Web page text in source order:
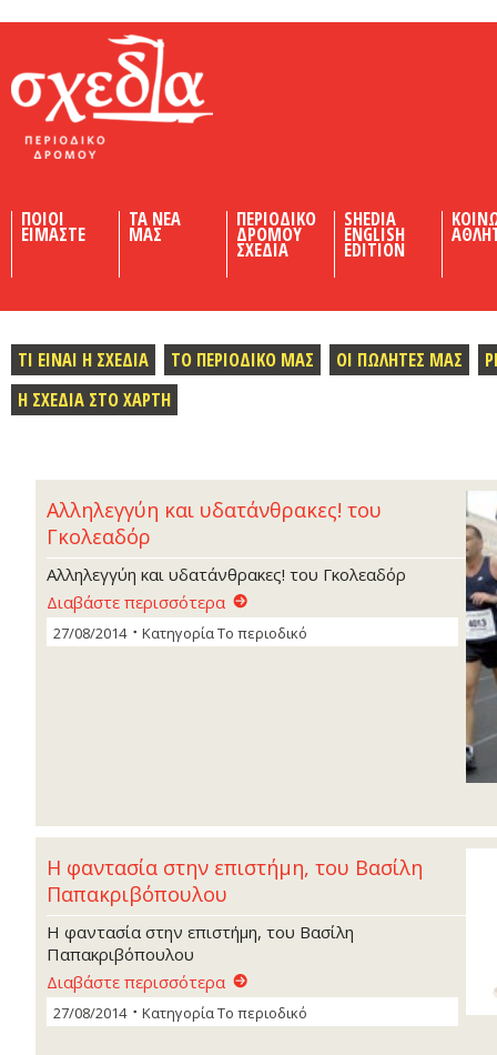
ΠΟΙΟΙ
ΕΙΜΑΣΤΕ
ΤΑ ΝΕΑ
ΜΑΣ
ΠΕΡΙΟΔΙΚΟ
ΔΡΟΜΟΥ
ΣΧΕΔΙΑ
SHEDIA
ENGLISH
EDITION
ΤΙ ΕΙΝΑΙ Η ΣΧΕΔΙΑ ΤΟ ΠΕΡΙΟΔΙΚΟ ΜΑΣ ΟΙ ΠΩΛΗΤΕΣ ΜΑΣ
Η ΣΧΕΔΙΑ ΣΤΟ ΧΑΡΤΗ
Αλληλεγγύη και υδατάνθρακες! τoυ
Γκολεαδόρ
Αλληλεγγύη και υδατάνθρακες! τoυ Γκολεαδόρ
Διαβάστε περισσότερα
27/08/2014 ΚατηγορίαΤο περιοδικό
Η φαντασία στην επιστήµη, του Βασίλη
Παπακριβόπουλου
Η φαντασία στην επιστήµη, του Βασίλη
Παπακριβόπουλου
Διαβάστε περισσότερα
27/08/2014 ΚατηγορίαΤο περιοδικό